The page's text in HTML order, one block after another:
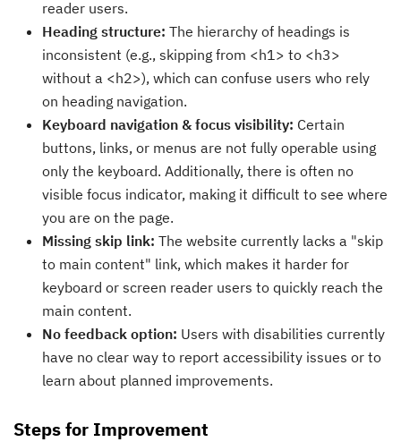
reader users.
Heading structure: The hierarchy of headings is
inconsistent (e.g., skipping from <h1> to <h3>
without a <h2>), which can confuse users who rely
on heading navigation.
Keyboard navigation & focus visibility: Certain
buttons, links, or menus are not fully operable using
only the keyboard. Additionally, there is often no
visible focus indicator, making it difficult to see where
you are on the page.
Missing skip link: The website currently lacks a "skip
to main content" link, which makes it harder for
keyboard or screen reader users to quickly reach the
main content.
No feedback option: Users with disabilities currently
have no clear way to report accessibility issues or to
learn about planned improvements.
Steps for Improvement